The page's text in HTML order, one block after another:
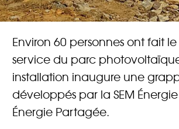
Environ 60 personnes ont fait
service du parc
installation inaugure une
développés par la SEM
Énergie Partagée.
Coophub est la plateforme
Partagée. Elle vous permet
votre espace personnel
La souscription à Énergie